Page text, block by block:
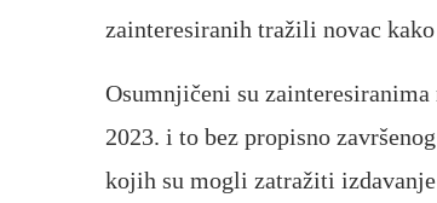
zainteresiranih tražili novac
Osumnjičeni su
2023. i to bez propisno
kojih su mogli zatražiti